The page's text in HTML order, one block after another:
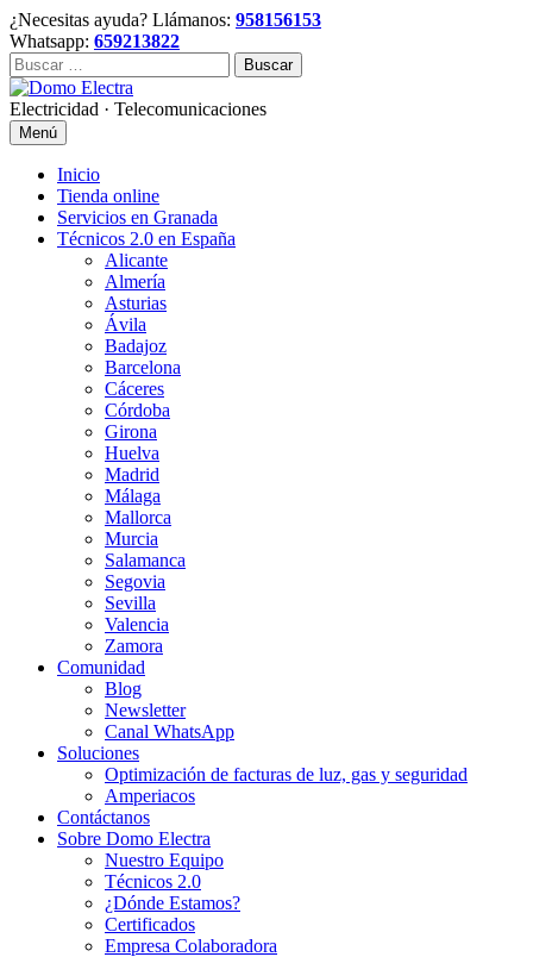
Skip
to
content
¿Necesitas ayuda? Llámanos: 958156153
Whatsapp: 659213822
Buscar:
Electricidad · Telecomunicaciones
Menú
Inicio
Tienda online
Servicios en Granada
Técnicos 2.0 en España
Alicante
Almería
Asturias
Ávila
Badajoz
Barcelona
Cáceres
Córdoba
Girona
Huelva
Madrid
Málaga
Mallorca
Murcia
Salamanca
Segovia
Sevilla
Valencia
Zamora
Comunidad
Blog
Newsletter
Canal WhatsApp
Soluciones
Optimización de facturas de luz, gas y seguridad
Amperiacos
Contáctanos
Sobre Domo Electra
Nuestro Equipo
Técnicos 2.0
¿Dónde Estamos?
Certificados
Empresa Colaboradora